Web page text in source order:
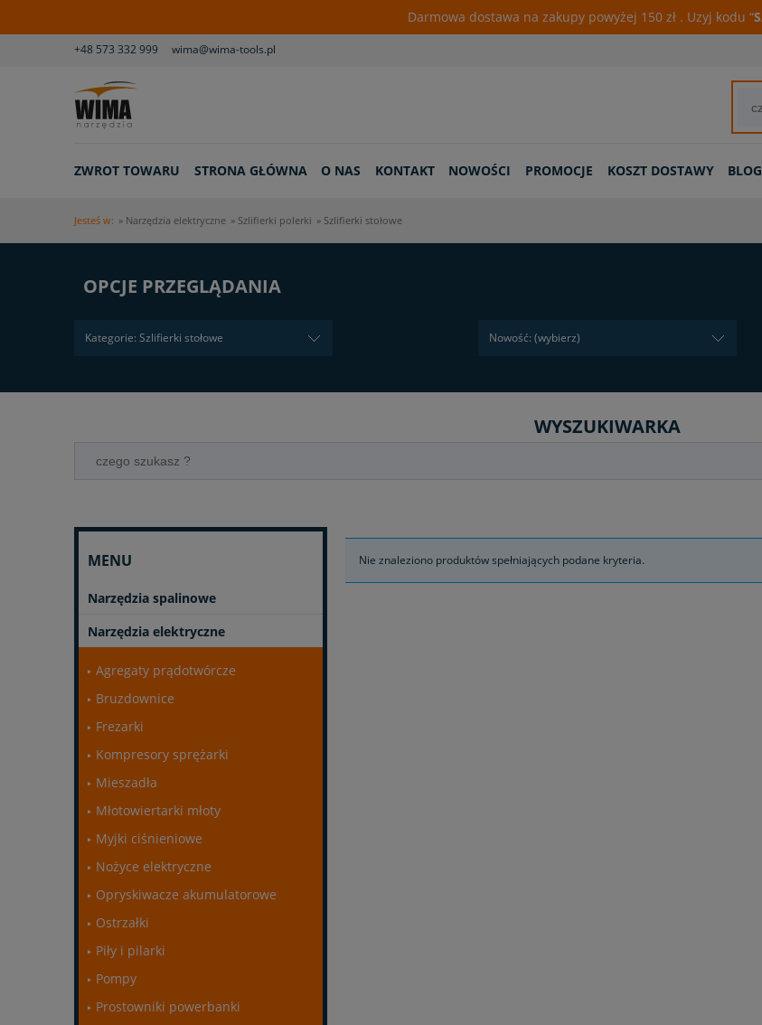
Darmowa dostawa na zakupy powyżej 150 zł . Uzyj kodu “
+48 573 332 999 wima@wima-tools.pl
ZWROT TOWARU STRONA GŁÓWNA O NAS KONTAKT NOWOŚCI PROMOCJE KOSZT DOSTAWY BLOG
Jesteś w: » Narzędzia elektryczne » Szlifierki polerki » Szlifierki stołowe
OPCJE PRZEGLĄDANIA
Kategorie: Szlifierki stołowe Nowość: (wybierz)
WYSZUKIWARKA
MENU
Narzędzia spalinowe
Narzędzia elektryczne
Agregaty prądotwórcze
Bruzdownice
Frezarki
Kompresory sprężarki
Mieszadła
Młotowiertarki młoty
Myjki ciśnieniowe
Nożyce elektryczne
Opryskiwacze akumulatorowe
Ostrzałki
Piły i pilarki
Pompy
Prostowniki powerbanki
Nie znaleziono produktów spełniających podane kryteria.